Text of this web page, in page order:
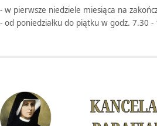
- w pierwsze niedziele miesiąca na
- od poniedziałku do piątku w godz. 7.30